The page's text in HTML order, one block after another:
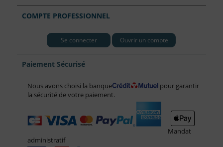
COMPTE PROFESSIONNEL
Se connecter Ouvrir un compte
Paiement Sécurisé
Nous avons choisi la banque
pour garantir
la sécurité de votre paiement.
Mandat
administratif